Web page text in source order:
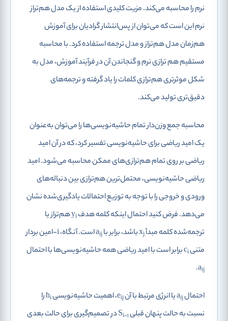
نرم را محاسبه می‌کند. مزیت کلیدی استفاده از یک مدل هم‌تراز
نرم این است که می‌توان از پس‌انتشار گرادیان برای آموزش
هم‌زمان مدل هم‌تراز و مدل ترجمه استفاده کرد. با محاسبه
مستقیم هم ترازی نرم و گنجاندن آن در فرآیند آموزش، مدل به
شکل موثرتری هم‌ترازی کلمات را یاد گرفته و ترجمه‌های
دقیق‌تری تولید می‌کند.
محاسبه جمع وزن‌دار تمام حاشیه‌نویسی‌ها را می‌توان به‌عنوان
یک امید ریاضی برای حاشیه‌نویسی تفسیر کرد، که در آن امید
ریاضی بر روی تمام هم‌ترازی‌های ممکن محاسبه می‌شود. امید
ریاضی حاشیه‌نویسی، محتمل‌ترین هم‌ترازی بین دنباله‌های
ورودی و خروجی را با توجه به توزیع احتمالات یادگیری‌شده نشان
می‌دهد. فرض کنید احتمال اینکه کلمه هدف yi هم‌تراز یا
ترجمه‌شده‌ کلمه مبدأ xj باشد، برابر با aij
است. آنگاه، i-امین بردار
متنی ci برابر است با امید ریاضی همه حاشیه‌نویسی‌ها با احتمال
aij
.
احتمال aij یا انرژی مرتبط با آن eij ، اهمیت حاشیه‌نویسی hi
را
نسبت به حالت پنهان قبلی Si-1
در تصمیم‌گیری برای حالت بعدی